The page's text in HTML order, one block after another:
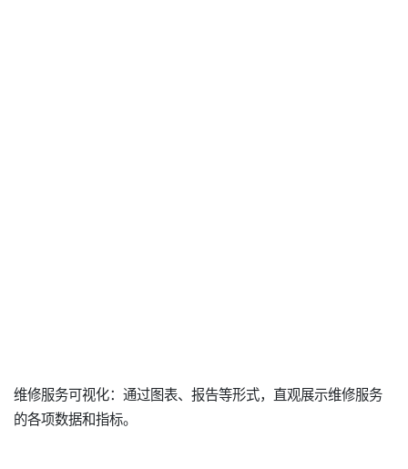
维修服务可视化：通过图表、报告等形式，直观展示维修服务
的各项数据和指标。